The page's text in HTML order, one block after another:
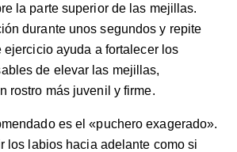
la parte superior de las mejillas.
durante unos segundos y repite
ejercicio ayuda a fortalecer los
de elevar las mejillas,
rostro más juvenil y firme.
es el «puchero exagerado».
los labios hacia adelante como si